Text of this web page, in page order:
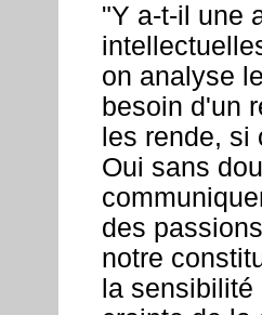
"Y a-t-il une
on analyse
besoin d'un
les rende,
Oui sans
des
notre
la